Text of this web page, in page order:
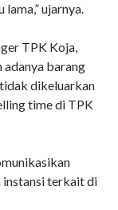
ujarnya.
TPK Koja,
adanya barang
dikeluarkan
time di TPK
instansi terkait di